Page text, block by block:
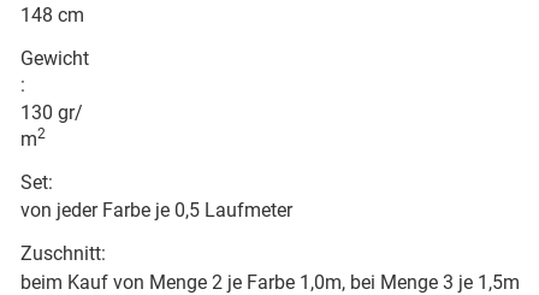
148 cm
Gewicht
:
130 gr/
m2
Set:
von jeder Farbe je 0,5 Laufmeter
Zuschnitt:
beim Kauf von Menge 2 je Farbe 1,0m, bei Menge 3 je 1,5m